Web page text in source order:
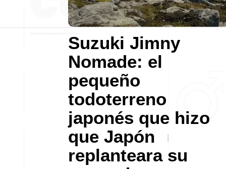
Suzuki Jimny
Nomade: el
pequeño
todoterreno
japonés que hizo
que Japón
replanteara su